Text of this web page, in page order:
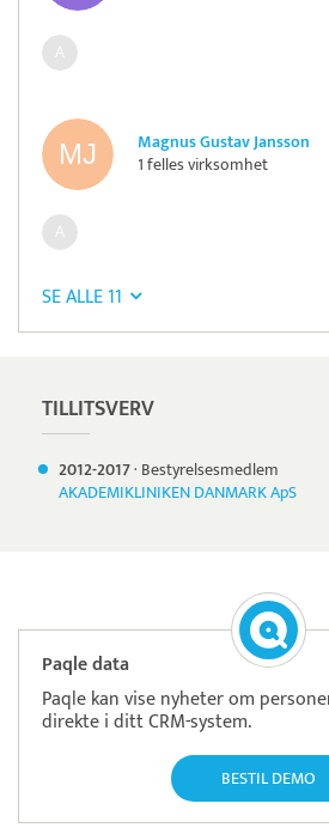
Magnus Gustav Jansson
1 felles virksomhet
SE ALLE 11
TILLITSVERV
2012-2017· Bestyrelsesmedlem
AKADEMIKLINIKEN DANMARK ApS
Paqle data
Paqle kan vise nyheter om
direkte i ditt CRM-system.
BESTIL DEMO